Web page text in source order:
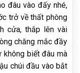
đâu vào đấy nhé,
trở về thất phòng
cửa, thắp lên vài
chăng mắc đầy
biết đâu mà
chúi đầu vào bắt